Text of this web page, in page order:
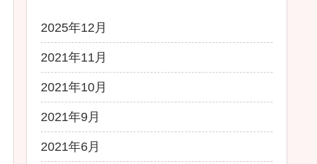
2025年12月
2021年11月
2021年10月
2021年9月
2021年6月